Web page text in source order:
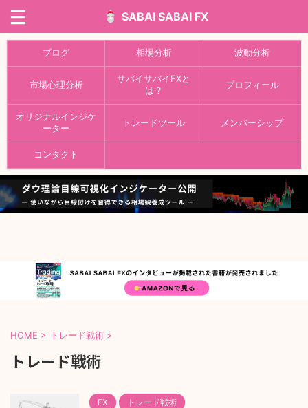
SABAI SABAI FX
ブログ 相場分析 波動分析
市場心理分析
サバイサバイFXと
は？
プロフィール
オリジナルインジケ
ーター
トレードツール メンバーシップ
コンタクト
HOME > トレード戦術 >
トレード戦術
FX トレード戦術